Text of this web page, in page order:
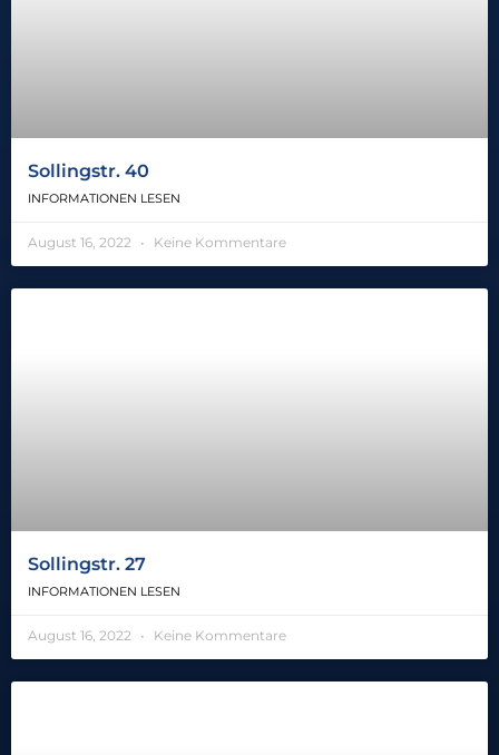
Sollingstr. 40
INFORMATIONEN LESEN
August 16, 2022 Keine Kommentare
Sollingstr. 27
INFORMATIONEN LESEN
August 16, 2022 Keine Kommentare